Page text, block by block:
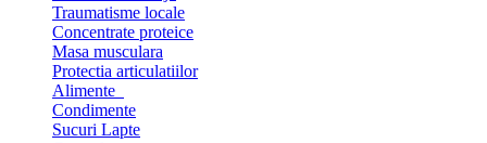
Traumatisme locale
Concentrate proteice
Masa musculara
Protectia articulatiilor
Alimente
Condimente
Sucuri Lapte